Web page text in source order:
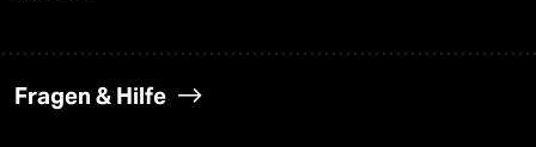
Fragen & Hilfe